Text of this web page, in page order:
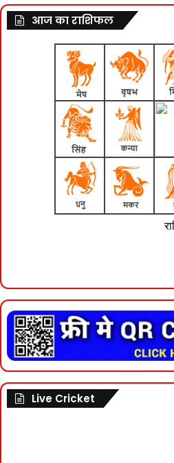
आज का राशिफल
Live Cricket